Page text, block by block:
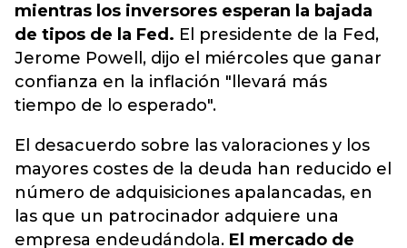
mientras los inversores esperan la bajada
de tipos de la Fed. El presidente de la Fed,
Jerome Powell, dijo el miércoles que ganar
confianza en la inflación "llevará más
tiempo de lo esperado".
El desacuerdo sobre las valoraciones y los
mayores costes de la deuda han reducido el
número de adquisiciones apalancadas, en
las que un patrocinador adquiere una
empresa endeudándola. El mercado de